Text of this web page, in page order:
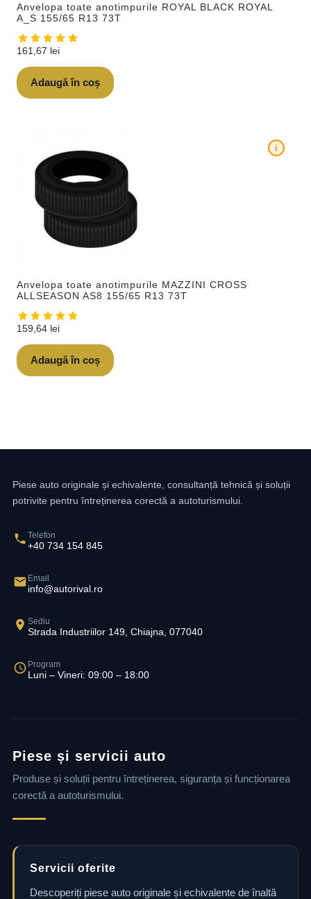
Anvelopa toate anotimpurile ROYAL BLACK ROYAL
A_S 155/65 R13 73T
161,67 lei
Adaugă în coș
Anvelopa toate anotimpurile MAZZINI CROSS
ALLSEASON AS8 155/65 R13 73T
i
159,64 lei
Adaugă în coș
Piese auto originale și echivalente, consultanță tehnică și soluții
potrivite pentru întreținerea corectă a autoturismului.
Telefon
+40 734 154 845
Email
info@autorival.ro
Sediu
Strada Industriilor 149, Chiajna, 077040
Program
Luni – Vineri: 09:00 – 18:00
Piese și servicii auto
Produse și soluții pentru întreținerea, siguranța și funcționarea
corectă a autoturismului.
Servicii oferite
Descoperiți piese auto originale și echivalente de înaltă